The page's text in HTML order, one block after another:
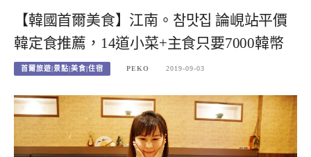
【韓國首爾美食】江南。참맛집 論峴站平價
韓定食推薦，14道小菜+主食只要7000韓幣
首爾旅遊|景點|美食|住宿 PEKO 2019-09-03